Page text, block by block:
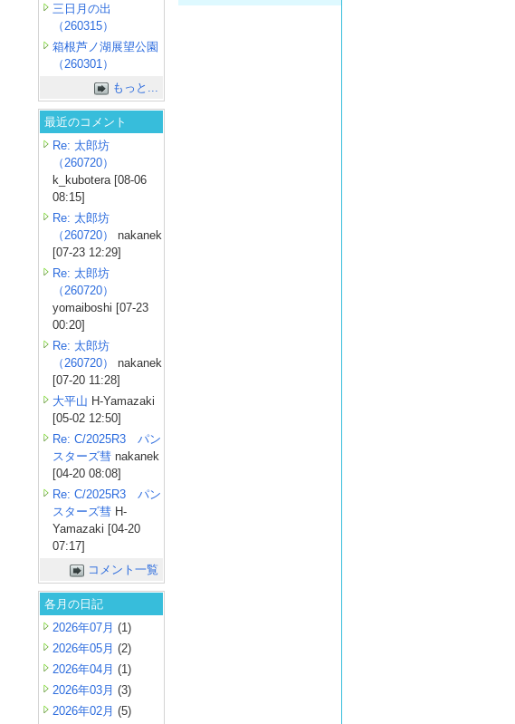
三日月の出
（260315）
箱根芦ノ湖展望公園
（260301）
もっと...
最近のコメント
Re: 太郎坊
（260720）
k_kubotera [08-06
08:15]
Re: 太郎坊
（260720）
nakanek
[07-23 12:29]
Re: 太郎坊
（260720）
yomaiboshi [07-23
00:20]
Re: 太郎坊
（260720）
nakanek
[07-20 11:28]
大平山 H-Yamazaki
[05-02 12:50]
Re: C/2025R3 パン
スターズ彗 nakanek
[04-20 08:08]
Re: C/2025R3 パン
スターズ彗 H-
Yamazaki [04-20
07:17]
コメント一覧
各月の日記
2026年07月 (1)
2026年05月 (2)
2026年04月 (1)
2026年03月 (3)
2026年02月 (5)